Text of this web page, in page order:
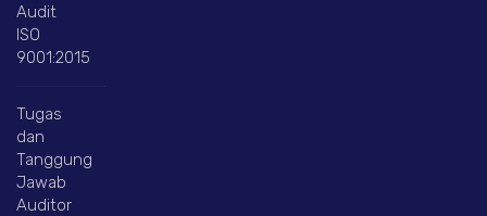
Audit
ISO
9001:2015
Tugas
dan
Tanggung
Jawab
Auditor